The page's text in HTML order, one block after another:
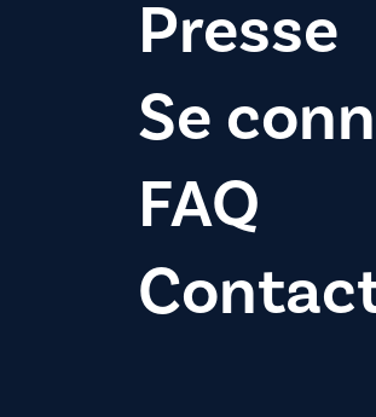
Presse
Se
FAQ